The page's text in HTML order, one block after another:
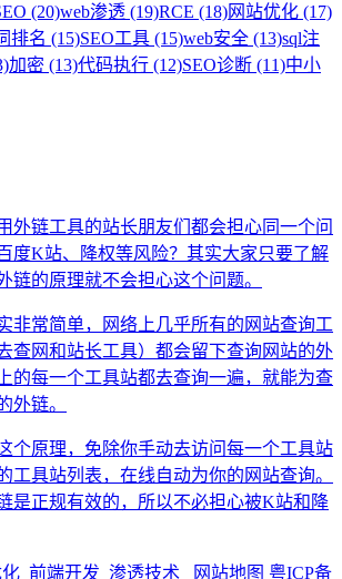
(20)web渗透 (19)RCE (18)网站优化 (17)
排名 (15)SEO工具 (15)web安全 (13)sql注
加密 (13)代码执行 (12)SEO诊断 (11)中小
外链工具的站长朋友们都会担心同一个问
度K站、降权等风险？其实大家只要了解
链的原理就不会担心这个问题。
非常简单，网络上几乎所有的网站查询工
查网和站长工具）都会留下查询网站的外
的每一个工具站都去查询一遍，就能为查
外链。
个原理，免除你手动去访问每一个工具站
工具站列表，在线自动为你的网站查询。
是正规有效的，所以不必担心被K站和降
化_前端开发_渗透技术 网站地图 粤ICP备